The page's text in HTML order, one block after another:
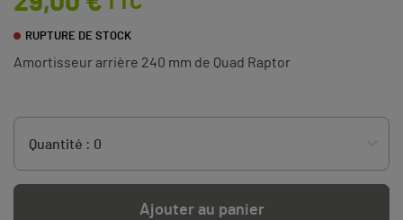
RUPTURE DE STOCK
Amortisseur arrière 240 mm de Quad Raptor
Ajouter au panier